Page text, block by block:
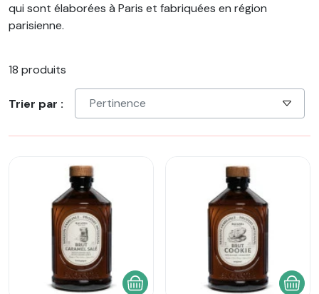
qui sont élaborées à Paris et fabriquées en région
parisienne.
18 produits
Trier par : Pertinence
AJOUTER AU PANIER